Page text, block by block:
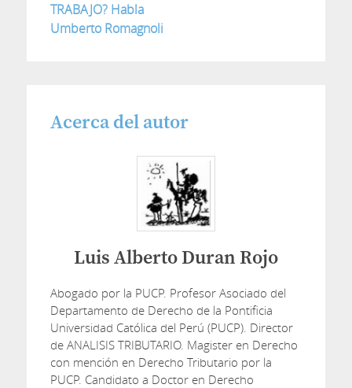
TRABAJO? Habla
Umberto Romagnoli
Acerca del autor
Luis Alberto Duran Rojo
Abogado por la PUCP. Profesor Asociado del
Departamento de Derecho de la Pontificia
Universidad Católica del Perú (PUCP). Director
de ANALISIS TRIBUTARIO. Magister en Derecho
con mención en Derecho Tributario por la
PUCP. Candidato a Doctor en Derecho